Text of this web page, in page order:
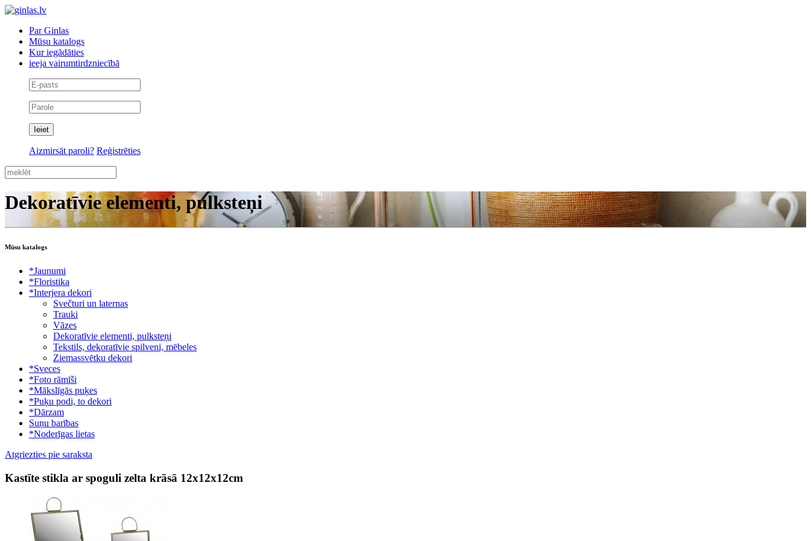
Par Ginlas
Mūsu katalogs
Kur iegādāties
ieeja vairumtirdzniecībā
Aizmirsāt paroli? Reģistrēties
Dekoratīvie elementi, pulksteņi
Mūsu katalogs
*Jaunumi
*Floristika
*Interjera dekori
Svečturi un laternas
Trauki
Vāzes
Dekoratīvie elementi, pulksteņi
Tekstils, dekoratīvie spilveni, mēbeles
Ziemassvētku dekori
*Sveces
*Foto rāmīši
*Mākslīgās puķes
*Puķu podi, to dekori
*Dārzam
Suņu barības
*Noderīgas lietas
Atgriezties pie saraksta
Kastīte stikla ar spoguli zelta krāsā 12x12x12cm